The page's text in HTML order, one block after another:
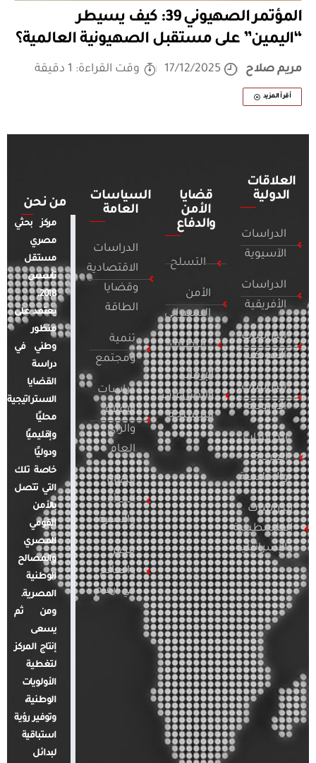
المؤتمر الصهيوني 39: كيف يسيطر
“اليمين” على مستقبل الصهيونية العالمية؟
مريم صلاح 17/12/2025 وقت القراءة: 1 دقيقة
أقرأ المزيد
العلاقات
الدولية
الدراسات
الآسيوية
الدراسات
الأفريقية
الدراسات
الأمريكية
الدراسات
الأوروبية
الدراسات
العربية
والإقليمية
الدراسات
الفلسطينية
والإسرائيلية
قضايا
الأمن
والدفاع
التسلح
الأمن
السيبراني
التطرف
الإرهاب
والصراعات
المسلحة
السياسات
العامة
الدراسات
الاقتصادية
وقضايا
الطاقة
تنمية
ومجتمع
دراسات
الإعلام
والرأي
العام
قضايا
المرأة
والأسرة
مصر
والعالم
في أرقام
من نحن
مركز بحثي
مصري
مستقل
تأسس
2018.
يعتمد على
منظور
وطني في
دراسة
القضايا
الاستراتيجية
محليًا
وإقليميًا
ودوليًا
خاصة تلك
التي تتصل
بالأمن
القومي
المصري
والمصالح
الوطنية
المصرية.
ومن ثم
يسعى
إنتاج المركز
لتغطية
الأولويات
الوطنية،
وتوفير رؤية
استباقية
لبدائل